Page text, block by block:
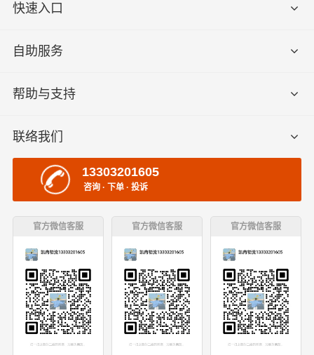
快速入口
自助服务
帮助与支持
联络我们
13303201605
咨询 · 下单 · 投诉
官方微信客服 官方微信客服 官方微信客服